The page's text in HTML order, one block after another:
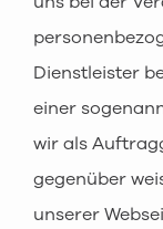
Dienstleister
einer
wir als
gegenüber
unserer